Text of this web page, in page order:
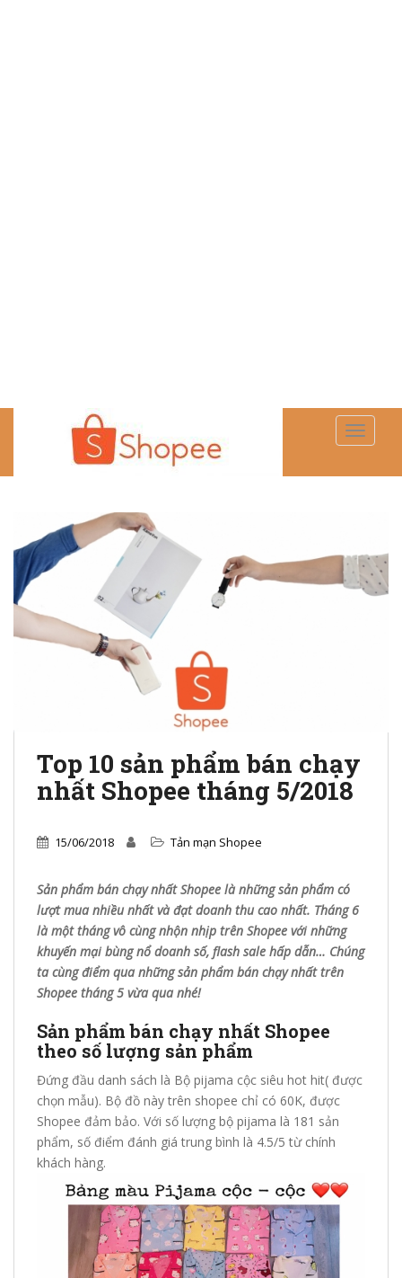
Top 10 sản phẩm bán chạy
nhất Shopee tháng 5/2018
15/06/2018 Tản mạn Shopee
Sản phẩm bán chạy nhất Shopee là những sản phẩm có
lượt mua nhiều nhất và đạt doanh thu cao nhất. Tháng 6
là một tháng vô cùng nhộn nhịp trên Shopee với những
khuyến mại bùng nổ doanh số, flash sale hấp dẫn… Chúng
ta cùng điểm qua những sản phẩm bán chạy nhất trên
Shopee tháng 5 vừa qua nhé!
Sản phẩm bán chạy nhất Shopee
theo số lượng sản phẩm
Đứng đầu danh sách là Bộ pijama cộc siêu hot hit( được
chọn mẫu). Bộ đồ này trên shopee chỉ có 60K, được
Shopee đảm bảo. Với số lượng bộ pijama là 181 sản
phẩm, số điểm đánh giá trung bình là 4.5/5 từ chính
khách hàng.